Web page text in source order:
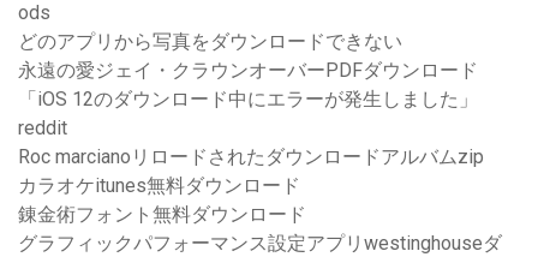
ods
どのアプリから写真をダウンロードできない
永遠の愛ジェイ・クラウンオーバーPDFダウンロード
「iOS 12のダウンロード中にエラーが発生しました」
reddit
Roc marcianoリロードされたダウンロードアルバムzip
カラオケitunes無料ダウンロード
錬金術フォント無料ダウンロード
グラフィックパフォーマンス設定アプリwestinghouseダ